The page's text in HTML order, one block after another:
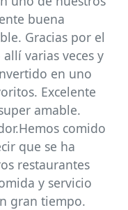
buena
Gracias por el
varias veces y
en uno
Excelente
amable.
comido
que se ha
restaurantes
y servicio
gran tiempo.